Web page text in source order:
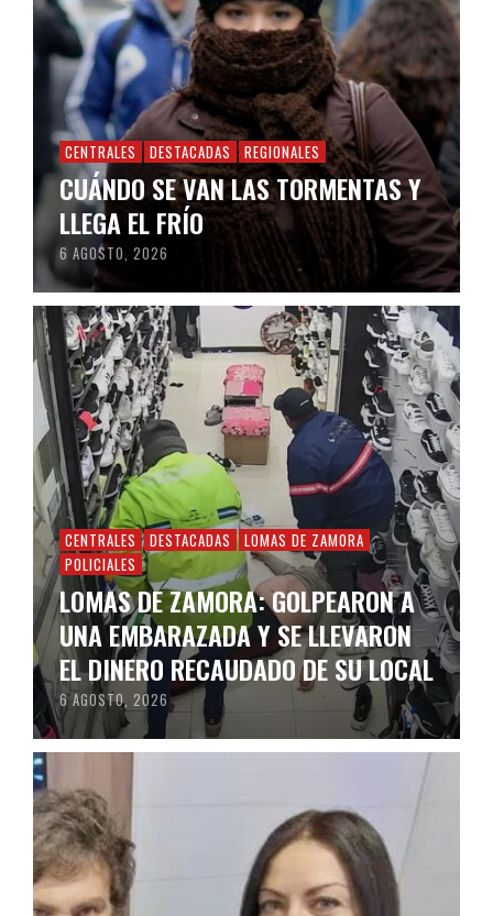
CENTRALES DESTACADAS REGIONALES
CUÁNDO SE VAN LAS TORMENTAS Y
LLEGA EL FRÍO
6 AGOSTO, 2026
CENTRALES DESTACADAS
LOMAS DE ZAMORA
POLICIALES
LOMAS DE ZAMORA: GOLPEARON A
UNA EMBARAZADA Y SE LLEVARON
EL DINERO RECAUDADO DE SU LOCAL
6 AGOSTO, 2026